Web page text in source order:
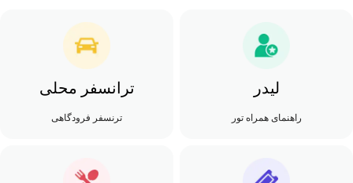
لیدر
راهنمای همراه تور
ترانسفر محلی
ترنسفر فرودگاهی